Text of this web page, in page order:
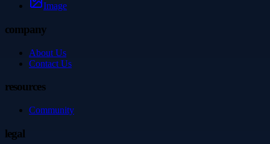
Image
company
About Us
Contact Us
resources
Community
legal